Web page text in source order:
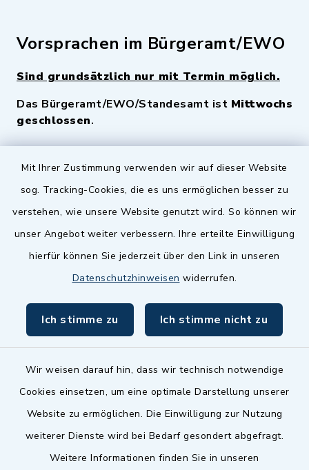
Mit Ihrer Zustimmung verwenden wir auf dieser Website
sog. Tracking-Cookies, die es uns ermöglichen besser zu
verstehen, wie unsere Website genutzt wird. So können wir
unser Angebot weiter verbessern. Ihre erteilte Einwilligung
hierfür können Sie jederzeit über den Link in unseren
Datenschutzhinweisen widerrufen.
Ich stimme zu Ich stimme nicht zu
Wir weisen darauf hin, dass wir technisch notwendige
Cookies einsetzen, um eine optimale Darstellung unserer
Website zu ermöglichen. Die Einwilligung zur Nutzung
weiterer Dienste wird bei Bedarf gesondert abgefragt.
Weitere Informationen finden Sie in unseren
Vorsprachen im Bürgeramt/EWO
Sind grundsätzlich nur mit Termin möglich.
Das Bürgeramt/EWO/Standesamt ist Mittwochs
geschlossen.
Quicklinks
Zenngrund Allianz
Dillenberggruppe
inixmedia GmbH
Barrierefreiheit